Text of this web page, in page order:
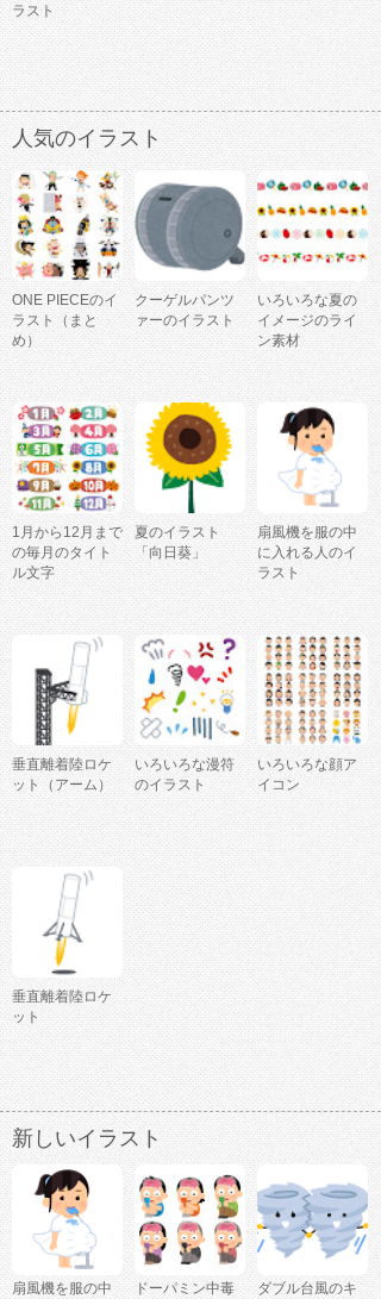
ラスト
人気のイラスト
ONE PIECEのイ
ラスト（まと
め）
クーゲルパンツ
ァーのイラスト
いろいろな夏の
イメージのライ
ン素材
1月から12月まで
の毎月のタイト
ル文字
夏のイラスト
「向日葵」
扇風機を服の中
に入れる人のイ
ラスト
垂直離着陸ロケ
ット（アーム）
いろいろな漫符
のイラスト
いろいろな顔ア
イコン
垂直離着陸ロケ
ット
新しいイラスト
扇風機を服の中 ドーパミン中毒 ダブル台風のキ